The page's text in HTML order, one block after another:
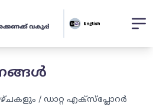
/ ഡാറ്റ എക്സ്പ്ലോറർ